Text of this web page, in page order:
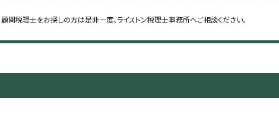
問税理士をお探しの方は是非一度、ライストン税理士事務所へご相談ください。